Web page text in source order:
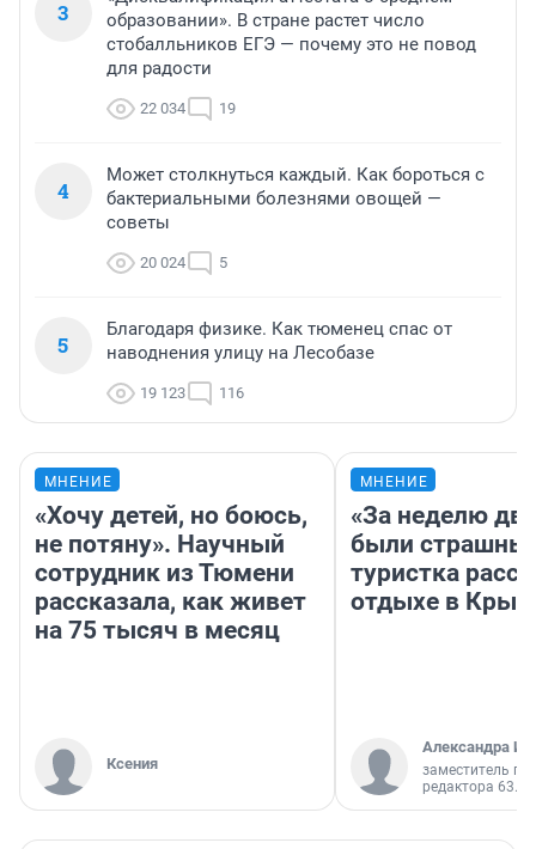
3
образовании». В стране растет число
стобалльников ЕГЭ — почему это не повод
для радости
22 034 19
4
Может столкнуться каждый. Как бороться с
бактериальными болезнями овощей —
советы
20 024 5
5
Благодаря физике. Как тюменец спас от
наводнения улицу на Лесобазе
19 123 116
МНЕНИЕ
«Хочу детей, но боюсь,
не потяну». Научный
сотрудник из Тюмени
рассказала, как живет
на 75 тысяч в месяц
Ксения
МНЕНИЕ
«За неделю
были
туристка
отдыхе в
Александра
заместитель
редактора 63.RU